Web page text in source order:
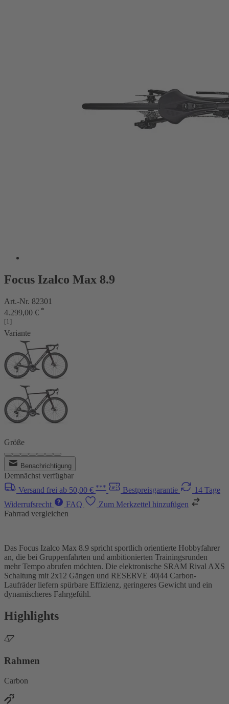
Focus Izalco Max 8.9
Art.-Nr. 82301
4.299,00 € *
[1]
Variante
Größe
Benachrichtigung
Demnächst verfügbar
Versand frei ab 50,00 € *** Bestpreisgarantie
14 Tage
Widerrufsrecht
FAQ
Zum Merkzettel hinzufügen
Fahrrad vergleichen
Das Focus Izalco Max 8.9 spricht sportlich orientierte Hobbyfahrer
an, die bei Gruppenfahrten und ambitionierten Trainingsrunden
mehr Tempo abrufen möchten. Die elektronische SRAM Rival AXS
Schaltung mit 2x12 Gängen und RESERVE 40|44 Carbon-
Laufräder liefern spürbare Effizienz, geringeres Gewicht und ein
dynamischeres Fahrgefühl.
Highlights
Rahmen
Carbon